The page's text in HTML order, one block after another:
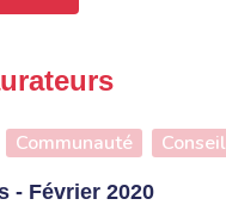
Communauté Conseil
- Février 2020